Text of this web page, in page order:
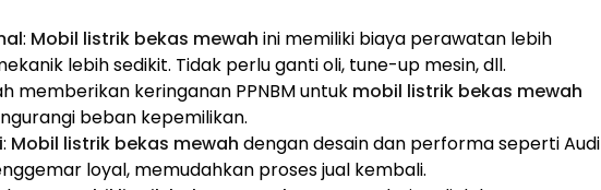
: Mobil listrik bekas mewah ini memiliki biaya perawatan lebih
lebih sedikit. Tidak perlu ganti oli, tune-up mesin, dll.
memberikan keringanan PPNBM untuk mobil listrik bekas mewah
beban kepemilikan.
: Mobil listrik bekas mewah dengan desain dan performa seperti Audi
loyal, memudahkan proses jual kembali.